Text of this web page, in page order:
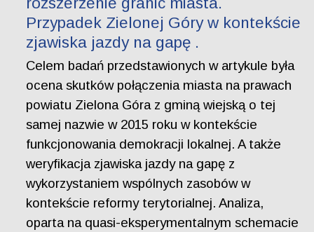
Przypadek Zielonej Góry w kontekście
zjawiska jazdy na gapę .
Celem badań przedstawionych w artykule była
ocena skutków połączenia miasta na prawach
powiatu Zielona Góra z gminą wiejską o tej
samej nazwie w 2015 roku w kontekście
funkcjonowania demokracji lokalnej. A także
weryfikacja zjawiska jazdy na gapę z
wykorzystaniem wspólnych zasobów w
kontekście reformy terytorialnej. Analiza,
oparta na quasi-eksperymentalnym schemacie